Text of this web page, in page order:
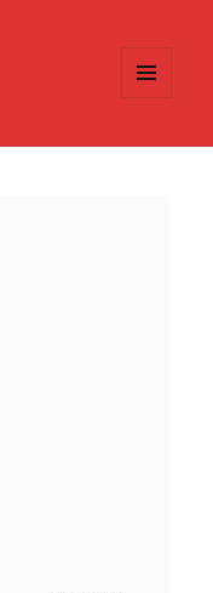
WIDGETS